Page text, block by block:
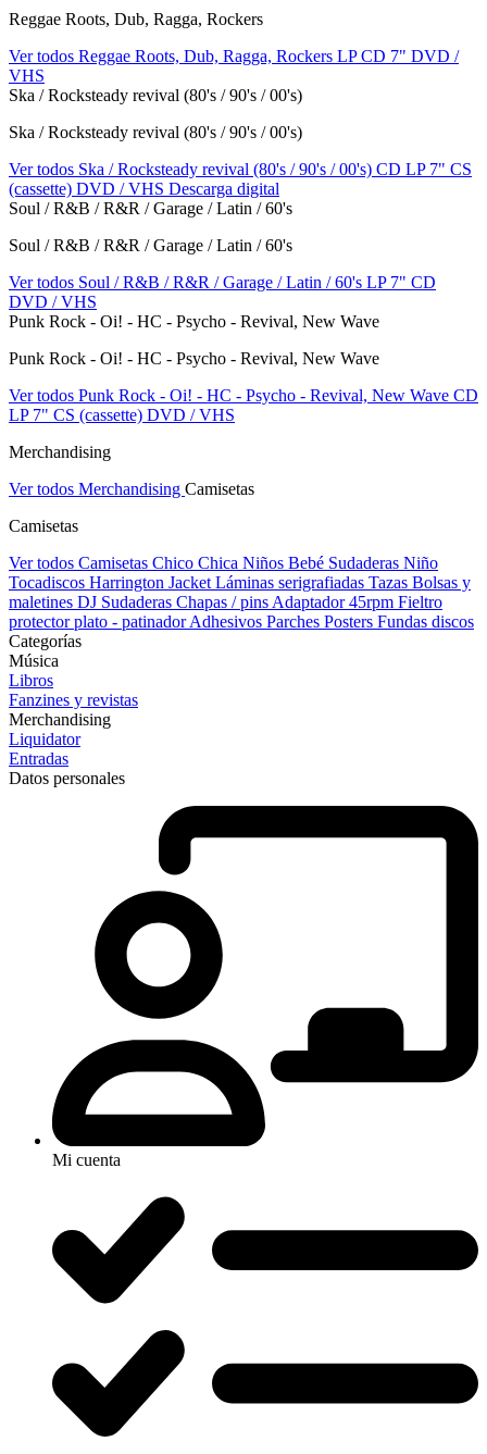
Reggae Roots, Dub, Ragga, Rockers
Ver todos Reggae Roots, Dub, Ragga, Rockers LPCD 7" DVD /
VHS
Ska / Rocksteady revival (80's / 90's / 00's)
Ska / Rocksteady revival (80's / 90's / 00's)
Ver todos Ska / Rocksteady revival (80's / 90's / 00's) CD LP 7" CS
(cassette) DVD / VHS Descarga digital
Soul / R&B / R&R / Garage / Latin / 60's
Soul / R&B / R&R / Garage / Latin / 60's
Ver todos Soul / R&B / R&R / Garage / Latin / 60's LP 7" CD
DVD / VHS
Punk Rock - Oi! - HC - Psycho - Revival, New Wave
Punk Rock - Oi! - HC - Psycho - Revival, New Wave
Ver todos Punk Rock - Oi! - HC - Psycho - Revival, New Wave CD
LP 7" CS (cassette) DVD / VHS
Merchandising
Ver todos Merchandising Camisetas
Camisetas
Ver todos Camisetas Chico Chica Niños Bebé Sudaderas Niño
Tocadiscos Harrington Jacket Láminas serigrafiadas Tazas Bolsas y
maletines DJ Sudaderas Chapas / pins Adaptador 45rpm Fieltro
protector plato - patinadorAdhesivos Parches Posters Fundas discos
Categorías
Música
Libros
Fanzines y revistas
Merchandising
Liquidator
Entradas
Datos personales
Mi cuenta